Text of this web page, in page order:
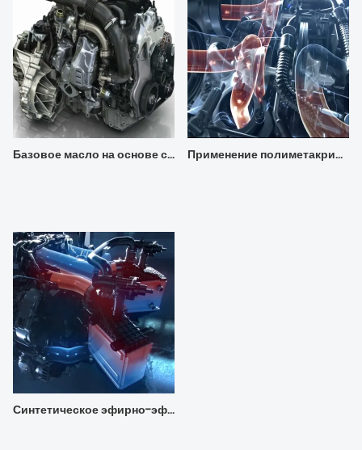
Базовое масло на основе сложного эфира полиола ПОЭ, используемое для охлаждающих моторных масел Применение полиметакрилата VII HH-6300V в гидравлических маслах
Синтетическое эфирно-эфирное базовое масло TMPTO для биоразлагаемых трудновоспламеняющихся гидравлических жидкостей (HFDU)